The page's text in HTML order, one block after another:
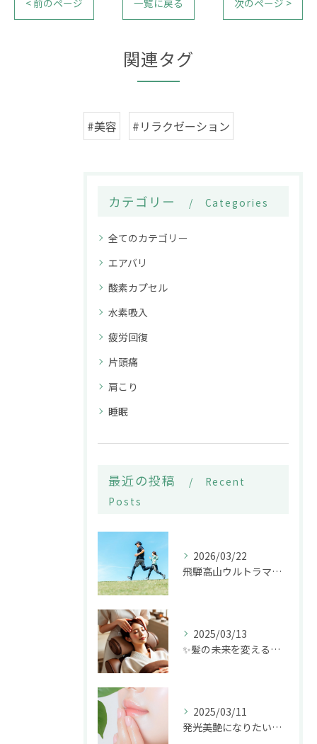
< 前のページ 一覧に戻る 次のページ >
関連タグ
#美容 #リラクゼーション
カテゴリー Categories
全てのカテゴリー
エアバリ
酸素カプセル
水素吸入
疲労回復
片頭痛
肩こり
睡眠
最近の投稿
Recent
Posts
2026/03/22
飛騨高山ウルトラマラソンに挑む方へ｜大会前後に整える高山市の休息時間
2025/03/13
✨髪の未来を変えるプロヘッドケア✨
2025/03/11
発光美艶になりたい方、注目！高山市の「リラクゼーションサロン...